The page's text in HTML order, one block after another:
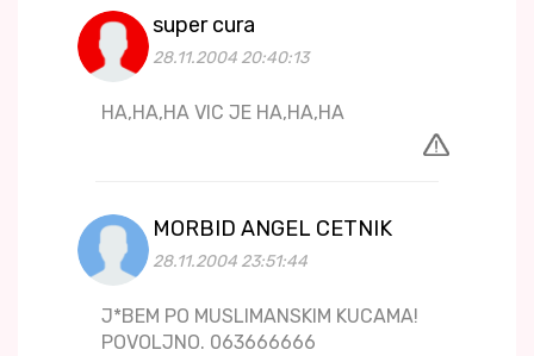
super cura
28.11.2004 20:40:13
HA,HA,HA VIC JE HA,HA,HA
MORBID ANGEL CETNIK
28.11.2004 23:51:44
J*BEM PO MUSLIMANSKIM KUCAMA!
POVOLJNO. 063666666